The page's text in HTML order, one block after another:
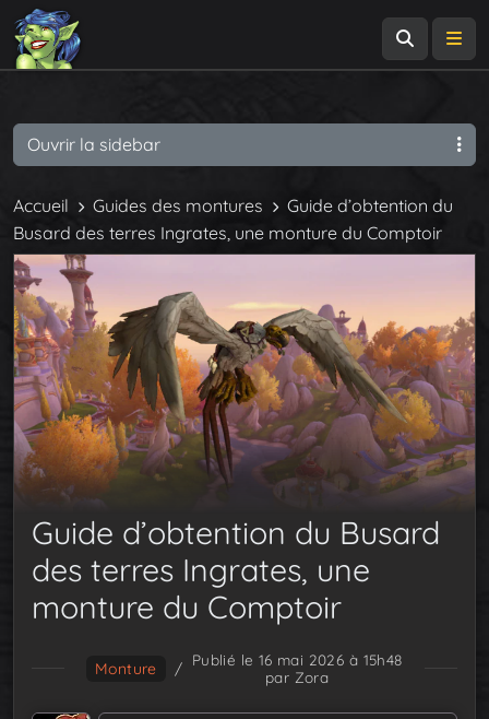
Accueil Guides des montures
Guide d’obtention du
Busard des terres Ingrates, une monture du Comptoir
Guide d’obtention du Busard
des terres Ingrates, une
monture du Comptoir
Monture / Publié le 16 mai 2026 à 15h48
par Zora
Ouvrir la sidebar